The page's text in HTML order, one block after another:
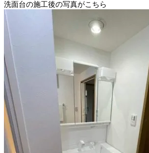
洗面台の施工後の写真がこちら